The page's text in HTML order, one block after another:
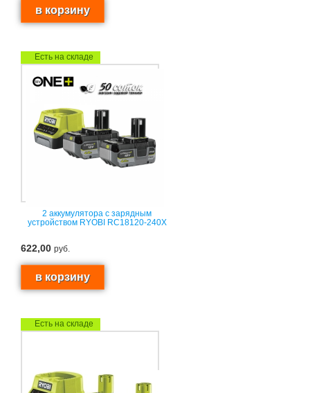
Есть на складе
2 аккумулятора с зарядным
устройством RYOBI RC18120-240X
622,00 руб.
Есть на складе